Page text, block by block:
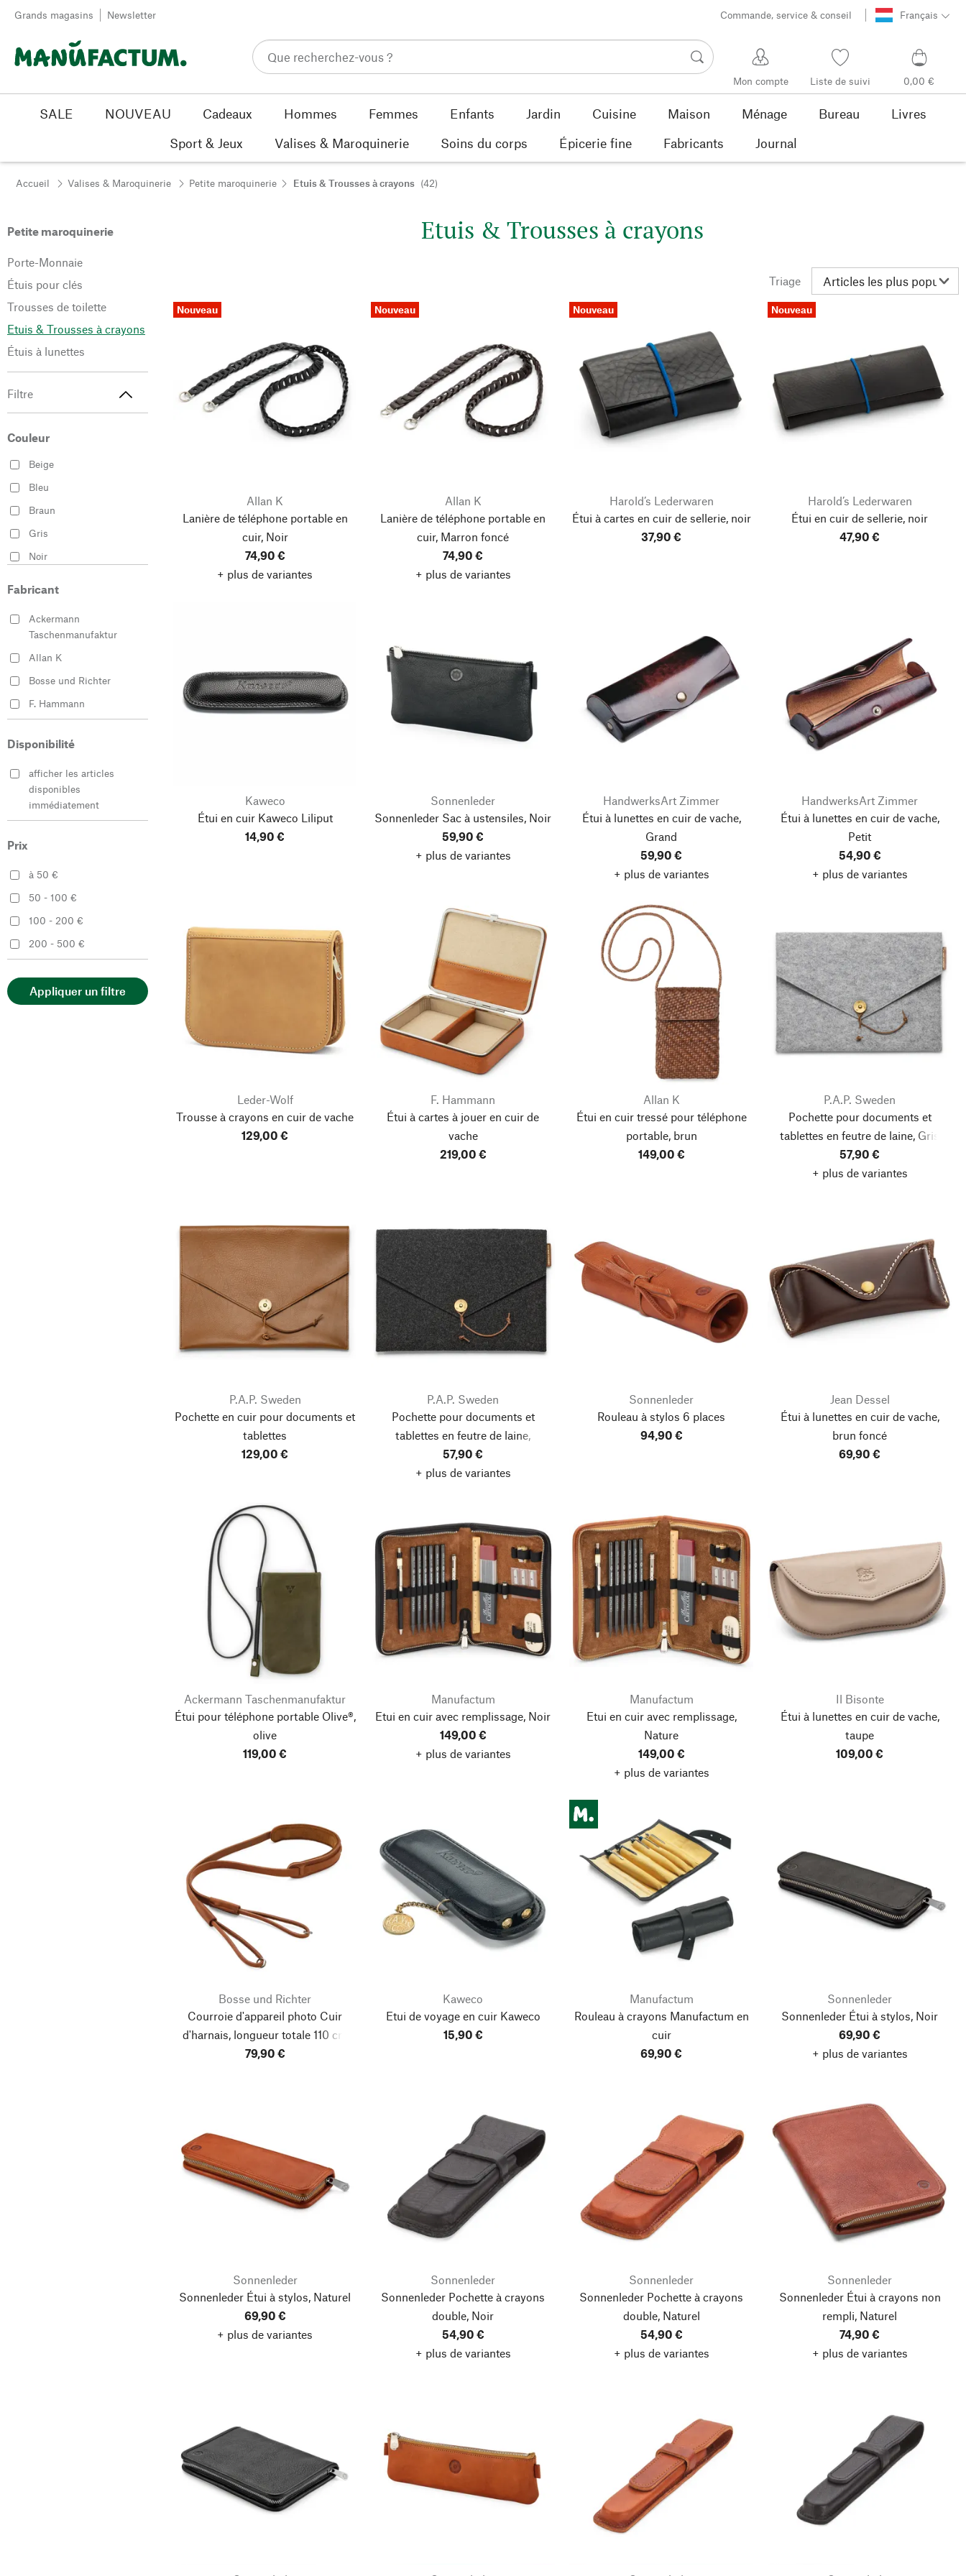
Passer au contenu
Grands magasins Newsletter Commande, service & conseil Français
Mon compte Liste de suivi 0,00 €
SALE NOUVEAU Cadeaux Hommes Femmes Enfants Jardin Cuisine Maison Ménage Bureau
Livres
Sport & Jeux
Valises & Maroquinerie Soins du corps Épicerie fine Fabricants Journal
Accueil Valises & Maroquinerie Petite maroquinerie Etuis & Trousses à crayons (42)
Petite maroquinerie
Porte-Monnaie
Étuis pour clés
Trousses de toilette
Etuis & Trousses à crayons
Étuis à lunettes
Filtre
Couleur
Beige
Bleu
Braun
Gris
Noir
Fabricant
Ackermann
Taschenmanufaktur
Allan K
Bosse und Richter
F. Hammann
Harold’s Lederwaren
Il Bisonte
Jean Dessel
Kaweco
Lederwarenfabrik
Sonnenleder
Sozialtherapeutische
Werkstätten
Disponibilité
afficher les articles
disponibles
immédiatement
Prix
à 50 €
50 - 100 €
100 - 200 €
200 - 500 €
Appliquer un filtre
Etuis & Trousses à crayons
Triage
Nouveau
Allan K
Lanière de téléphone portable en
cuir, Noir
74,90 €
+ plus de variantes
Nouveau
Allan K
Lanière de téléphone portable en
cuir, Marron foncé
74,90 €
+ plus de variantes
Nouveau
Harold’s Lederwaren
Étui à cartes en cuir de sellerie, noir
37,90 €
Nouveau
Harold’s Lederwaren
Étui en cuir de sellerie, noir
47,90 €
Kaweco
Étui en cuir Kaweco Liliput
14,90 €
Sonnenleder
Sonnenleder Sac à ustensiles, Noir
59,90 €
+ plus de variantes
HandwerksArt Zimmer
Étui à lunettes en cuir de vache,
Grand
59,90 €
+ plus de variantes
HandwerksArt Zimmer
Étui à lunettes en cuir de vache,
Petit
54,90 €
+ plus de variantes
Leder-Wolf
Trousse à crayons en cuir de vache
129,00 €
F. Hammann
Étui à cartes à jouer en cuir de
vache
219,00 €
Allan K
Étui en cuir tressé pour téléphone
portable, brun
149,00 €
P.A.P. Sweden
Pochette pour documents et
tablettes en feutre de laine, Gris
clair
57,90 €
+ plus de variantes
P.A.P. Sweden
Pochette en cuir pour documents et
tablettes
129,00 €
P.A.P. Sweden
Pochette pour documents et
tablettes en feutre de laine,
Anthracite
57,90 €
+ plus de variantes
Sonnenleder
Rouleau à stylos 6 places
94,90 €
Jean Dessel
Étui à lunettes en cuir de vache,
brun foncé
69,90 €
Ackermann Taschenmanufaktur
Étui pour téléphone portable Olive®,
olive
119,00 €
Manufactum
Etui en cuir avec remplissage, Noir
149,00 €
+ plus de variantes
Manufactum
Etui en cuir avec remplissage,
Nature
149,00 €
+ plus de variantes
Il Bisonte
Étui à lunettes en cuir de vache,
taupe
109,00 €
Bosse und Richter
Courroie d'appareil photo Cuir
d'harnais, longueur totale 110 cm
79,90 €
Kaweco
Etui de voyage en cuir Kaweco
15,90 €
Manufactum
Rouleau à crayons Manufactum en
cuir
69,90 €
Sonnenleder
Sonnenleder Étui à stylos, Noir
69,90 €
+ plus de variantes
Sonnenleder
Sonnenleder Étui à stylos, Naturel
69,90 €
+ plus de variantes
Sonnenleder
Sonnenleder Pochette à crayons
double, Noir
54,90 €
+ plus de variantes
Sonnenleder
Sonnenleder Pochette à crayons
double, Naturel
54,90 €
+ plus de variantes
Sonnenleder
Sonnenleder Étui à crayons non
rempli, Naturel
74,90 €
+ plus de variantes